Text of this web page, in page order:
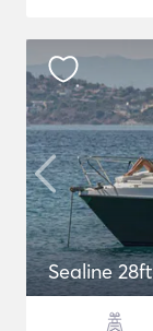
Sealine 28ft